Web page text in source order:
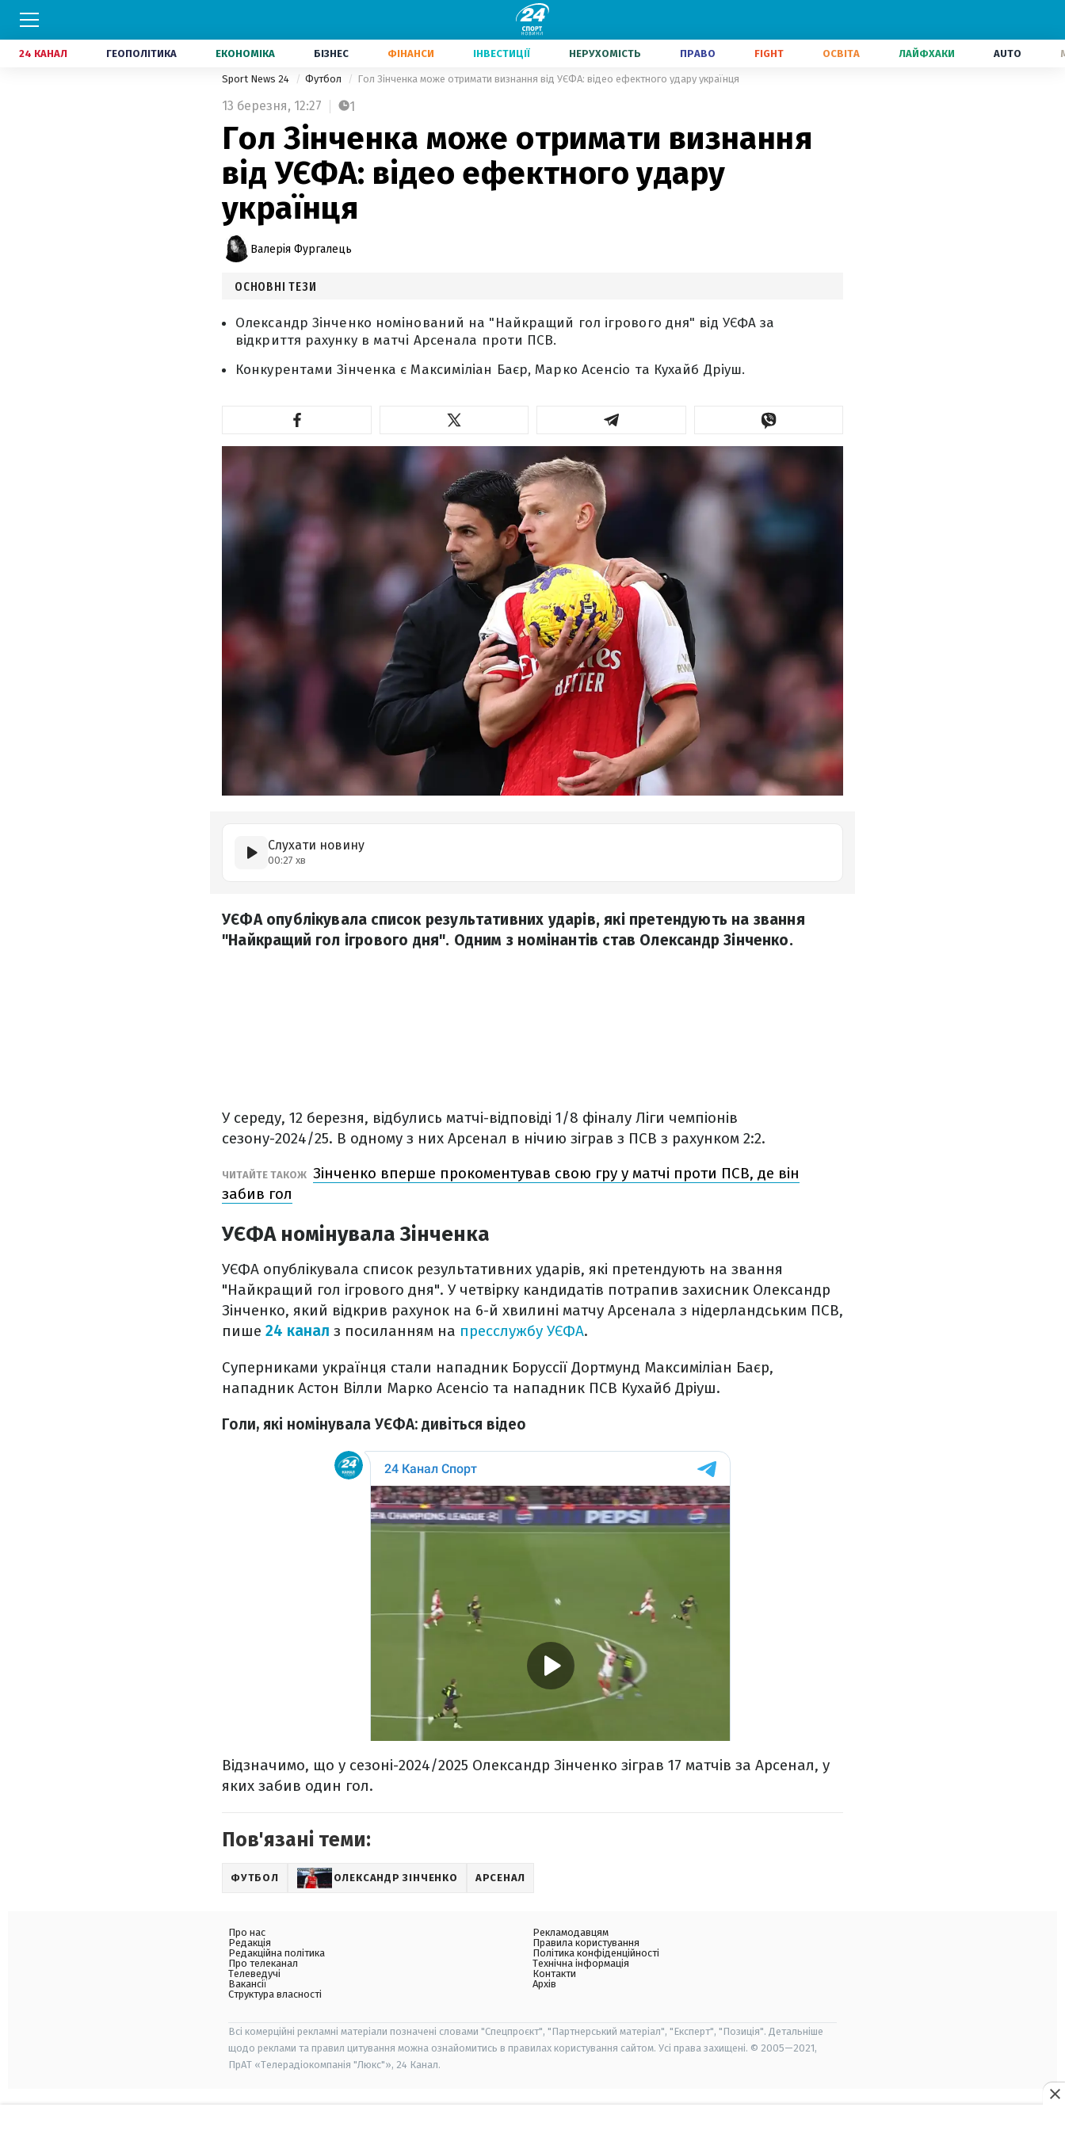
24 КАНАЛ ГЕОПОЛІТИКА ЕКОНОМІКА БІЗНЕС ФІНАНСИ ІНВЕСТИЦІЇ НЕРУХОМІСТЬ ПРАВО FIGHT ОСВІТА ЛАЙФХАКИ AUTO
Sport News 24 Футбол Гол Зінченка може отримати визнання від УЄФА: відео ефектного удару українця
13 березня, 12:27 1
Гол Зінченка може отримати визнання
від УЄФА: відео ефектного удару
українця
Валерія Фургалець
ОСНОВНІ ТЕЗИ
Олександр Зінченко номінований на "Найкращий гол ігрового дня" від УЄФА за
відкриття рахунку в матчі Арсенала проти ПСВ.
Конкурентами Зінченка є Максиміліан Баєр, Марко Асенсіо та Кухайб Дріуш.
Слухати новину
00:27 хв
УЄФА опублікувала список результативних ударів, які претендують на звання
"Найкращий гол ігрового дня". Одним з номінантів став Олександр Зінченко.
У середу, 12 березня, відбулись матчі-відповіді 1/8 фіналу Ліги чемпіонів
сезону-2024/25. В одному з них Арсенал в нічию зіграв з ПСВ з рахунком 2:2.
ЧИТАЙТЕ ТАКОЖ Зінченко вперше прокоментував свою гру у матчі проти ПСВ, де він
забив гол
УЄФА номінувала Зінченка
УЄФА опублікувала список результативних ударів, які претендують на звання
"Найкращий гол ігрового дня". У четвірку кандидатів потрапив захисник Олександр
Зінченко, який відкрив рахунок на 6-й хвилині матчу Арсенала з нідерландським ПСВ,
пише 24 канал з посиланням на пресслужбу УЄФА.
Суперниками українця стали нападник Боруссії Дортмунд Максиміліан Баєр,
нападник Астон Вілли Марко Асенсіо та нападник ПСВ Кухайб Дріуш.
Голи, які номінувала УЄФА: дивіться відео
Відзначимо, що у сезоні-2024/2025 Олександр Зінченко зіграв 17 матчів за Арсенал, у
яких забив один гол.
Пов'язані теми:
ФУТБОЛ ОЛЕКСАНДР ЗІНЧЕНКО АРСЕНАЛ
Про нас
Редакція
Редакційна політика
Про телеканал
Телеведучі
Вакансії
Структура власності
Рекламодавцям
Правила користування
Політика конфіденційності
Технічна інформація
Контакти
Архів
Всі комерційні рекламні матеріали позначені словами "Спецпроєкт", "Партнерський матеріал", "Експерт", "Позиція". Детальніше
щодо реклами та правил цитування можна ознайомитись в правилах користування сайтом. Усі права захищені. © 2005—2021,
ПрАТ «Телерадіокомпанія "Люкс"», 24 Канал.